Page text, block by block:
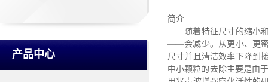
产品中心
简介
随着特征尺寸的缩小
——会减少。从更小、更密
尺寸并且清洁效率下降到
中小颗粒的去除主要是由